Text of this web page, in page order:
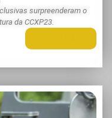
surpreenderam o
da CCXP23.